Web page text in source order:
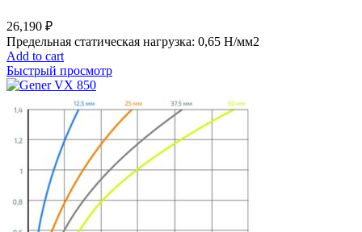
26,190 ₽
Предельная статическая нагрузка: 0,65 Н/мм2
Add to cart
Быстрый просмотр